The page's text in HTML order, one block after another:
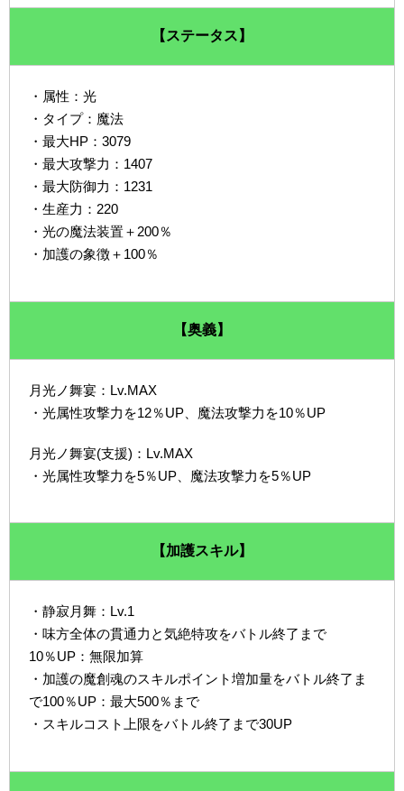
【ステータス】
・属性：光
・タイプ：魔法
・最大HP：3079
・最大攻撃力：1407
・最大防御力：1231
・生産力：220
・光の魔法装置＋200％
・加護の象徴＋100％
【奥義】
月光ノ舞宴：Lv.MAX
・光属性攻撃力を12％UP、魔法攻撃力を10％UP
月光ノ舞宴(支援)：Lv.MAX
・光属性攻撃力を5％UP、魔法攻撃力を5％UP
【加護スキル】
・静寂月舞：Lv.1
・味方全体の貫通力と気絶特攻をバトル終了まで
10％UP：無限加算
・加護の魔創魂のスキルポイント増加量をバトル終了ま
で100％UP：最大500％まで
・スキルコスト上限をバトル終了まで30UP